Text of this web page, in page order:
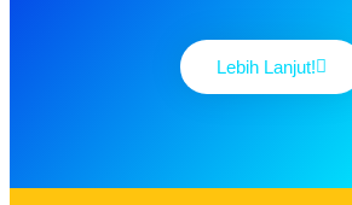
Lebih Lanjut!